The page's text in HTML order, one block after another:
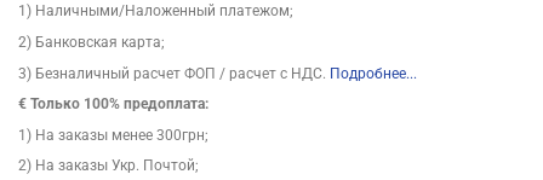
1) Наличными/Наложенный платежом;
2) Банковская карта;
3) Безналичный расчет ФОП / расчет с НДС. Подробнее...
€ Только 100% предоплата:
1) На заказы менее 300грн;
2) На заказы Укр. Почтой;